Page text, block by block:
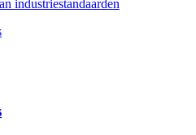
industriestandaarden